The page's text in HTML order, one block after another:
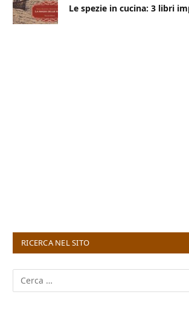
Le spezie in cucina: 3 libri
RICERCA NEL SITO